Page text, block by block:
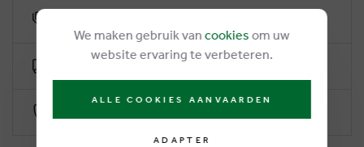
Livraison gratuite dès €50
We maken gebruik van cookies om uw
website ervaring te verbeteren.
ALLE COOKIES AANVAARDEN
ADAPTER